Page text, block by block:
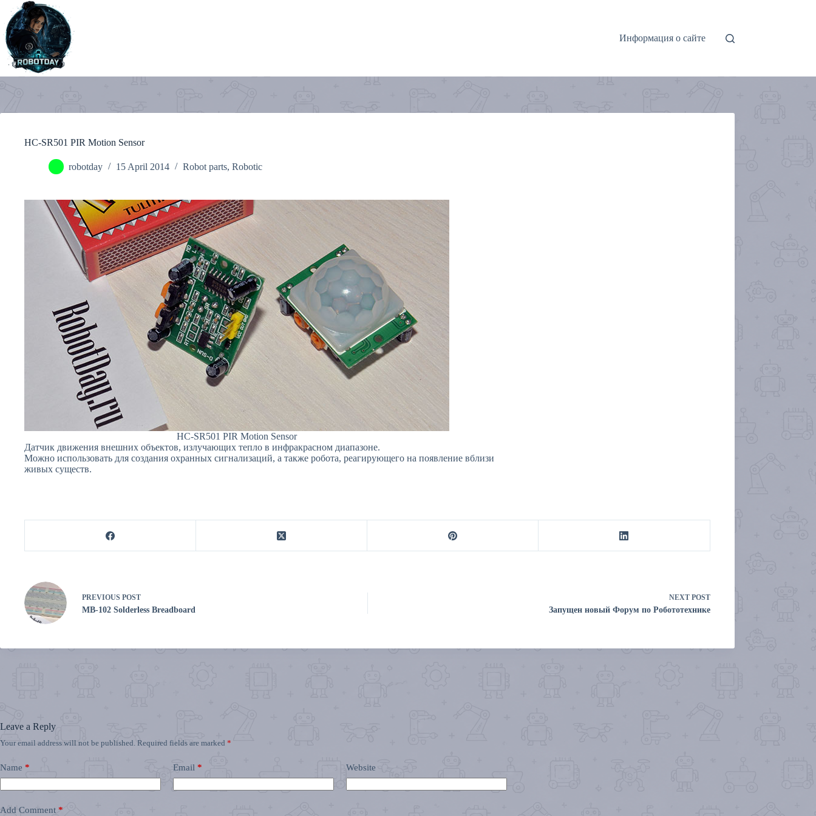
content
Информация о сайте
HC-SR501 PIR Motion Sensor
robotday 15 April 2014 Robot parts, Robotic
HC-SR501 PIR Motion Sensor
Датчик движения внешних объектов, излучающих тепло в инфракрасном диапазоне.
Можно использовать для создания охранных сигнализаций, а также робота, реагирующего на появление вблизи
живых существ.
PREVIOUS POST
MB-102 Solderless Breadboard
NEXT POST
Запущен новый Форум по Робототехнике
Leave a Reply
Your email address will not be published. Required fields are marked *
Name * Email * Website
Add Comment *